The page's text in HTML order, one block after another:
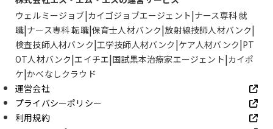
ウェルミージョブ カイゴジョブエージェント ナース専科 就
職 ナース専科 転職 保育士人材バンク 放射線技師人材バンク
検査技師人材バンク 工学技師人材バンク ケア人材バンク PT
OT人材バンク エイチエ 国試黒本治療家エージェント カイポ
ケ かべなしクラウド
運営会社
プライバシーポリシー
利用規約